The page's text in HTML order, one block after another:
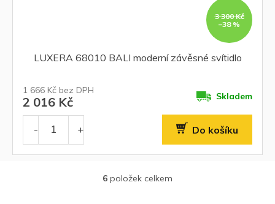
3 300 Kč
–38 %
LUXERA 68010 BALI moderní závěsné svítidlo
1 666 Kč bez DPH
2 016 Kč Skladem
Do košíku
O
6 položek celkem